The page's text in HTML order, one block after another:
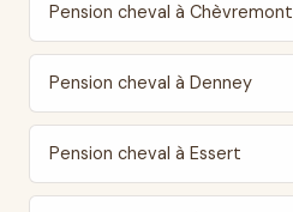
Pension cheval à Chèvremont
Pension cheval à Denney
Pension cheval à Essert